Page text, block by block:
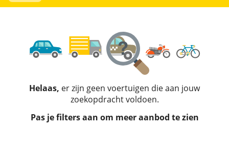
Helaas, er zijn geen voertuigen die aan jouw
zoekopdracht voldoen.
Pas je filters aan om meer aanbod te zien